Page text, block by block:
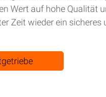
Wert auf hohe Qualität
Zeit wieder ein